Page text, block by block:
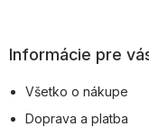
pInformácie pre
Všetko o nákupe
Doprava a platba